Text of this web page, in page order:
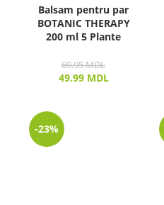
Balsam pentru par
BOTANIC THERAPY
200 ml 5 Plante
69.95MDL
49.99 MDL
-23%